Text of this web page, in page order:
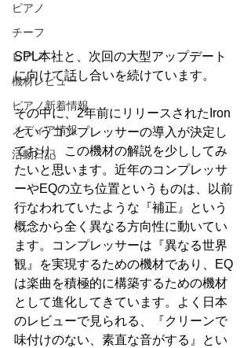
ピアノ
チーフ
ピアノ
機材レビュー
ピアノ新着情報
メディア情報
活動日記
SPL本社と、次回の大型アップデート
に向けて話し合いを続けています。
その中に、2年前にリリースされたIron
というコンプレッサーの導入が決定し
ており、この機材の解説を少ししてみ
たいと思います。近年のコンプレッサ
ーやEQの立ち位置というものは、以前
行なわれていたような『補正』という
概念から全く異なる方向性に動いてい
ます。コンプレッサーは『異なる世界
観』を実現するための機材であり、EQ
は楽曲を積極的に構築するための機材
として進化してきています。よく日本
のレビューで見られる、『クリーンで
味付けのない、素直な音がする』とい